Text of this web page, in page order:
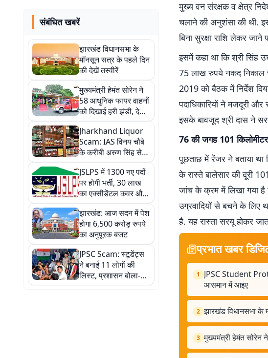
संबंधित खबरें
झारखंड विधानसभा के
मॉनसून सत्र के पहले दिन
की देखें तस्वीरें
मुख्यमंत्री हेमंत सोरेन ने
58 आधुनिक फायर वाहनों
को दिखाई हरी झंडी, देखें
तस्वीरें
Jharkhand Liquor
Scam: IAS विनय चौबे
के करीबी अरुण सिंह से
ACB की कड़ी पूछताछ,
खुलेगा मनी ट्रेल का राज?
JSLPS में 1300 नए पदों
पर होगी भर्ती, 30 लाख
का एक्सीडेंटल कवर और
बढ़े भत्ते, हेमंत सरकार का
बड़ा तोहफा
झारखंड: आज सदन में पेश
होगा 6,500 करोड़ रुपये
का अनुपूरक बजट
JPSC Scam: स्टूडेंट्स
ने बनाई 11 लोगों की
लिस्ट, प्रशासन बोला-
'सिर्फ छात्रों से होगी बात',
मुख्य वन संरक्षक व क्षेत्र
चलाने की अनुशंसा की थी.
बिना सुरक्षा राशि लेकर जाने
इसमें कहा था कि श्री सिंह
75 लाख रुपये नकद निकाल
2019 को बैठक में निर्देश
पदाधिकारियों ने मजदूरी और
इसके बावजूद श्री दास ने
76 की जगह 101
पूछताछ में रेंजर ने बताया
के रास्ते बालेसार की दूरी
जांच के क्रम में लिखा गया है
उग्रवादियों से बचने के लिए
है. यह रास्ता सरयू होकर
प्रभात खबर
1
JPSC Student
आसमान में आइए
2 झारखंड विधानसभा के
3 मुख्यमंत्री हेमंत सोरेन